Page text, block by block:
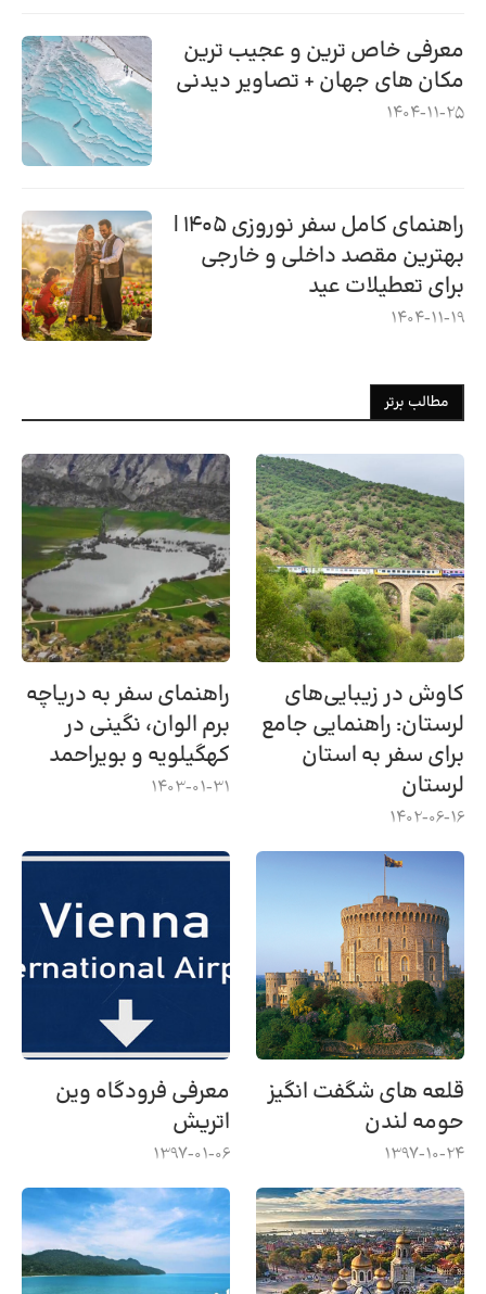
معرفی خاص ترین و عجیب ترین
مکان های جهان + تصاویر دیدنی
1404-11-25
راهنمای کامل سفر نوروزی ۱۴۰۵ |
بهترین مقصد داخلی و خارجی
برای تعطیلات عید
1404-11-19
مطالب برتر
کاوش در زیبایی‌های
لرستان: راهنمایی جامع
برای سفر به استان
لرستان
1402-06-16
راهنمای سفر به دریاچه
برم الوان، نگینی در
کهگیلویه و بویراحمد
1403-01-31
قلعه های شگفت انگیز
حومه لندن
1397-10-24
معرفی فرودگاه وین
اتریش
1397-01-06